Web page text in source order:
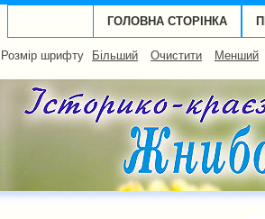
ГОЛОВНА СТОРІНКА
Розмір шрифту Більший Очистити Менший